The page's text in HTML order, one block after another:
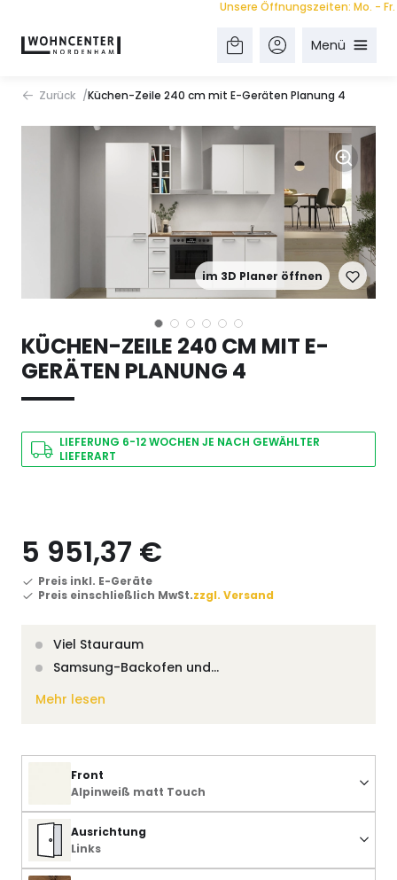
Unsere Öffnungszeiten: Mo. - Fr.
Menü
Zurück Küchen-Zeile 240 cm mit E-Geräten Planung 4
im 3D Planer öffnen
KÜCHEN-ZEILE 240 CM MIT E-
GERÄTEN PLANUNG 4
LIEFERUNG 6-12 WOCHEN JE NACH GEWÄHLTER
LIEFERART
5 951,37 €
Preis inkl. E-Geräte
Preis einschließlich MwSt.zzgl. Versand
Viel Stauraum
Samsung-Backofen und…
Mehr lesen
Front
Alpinweiß matt Touch
Ausrichtung
Links